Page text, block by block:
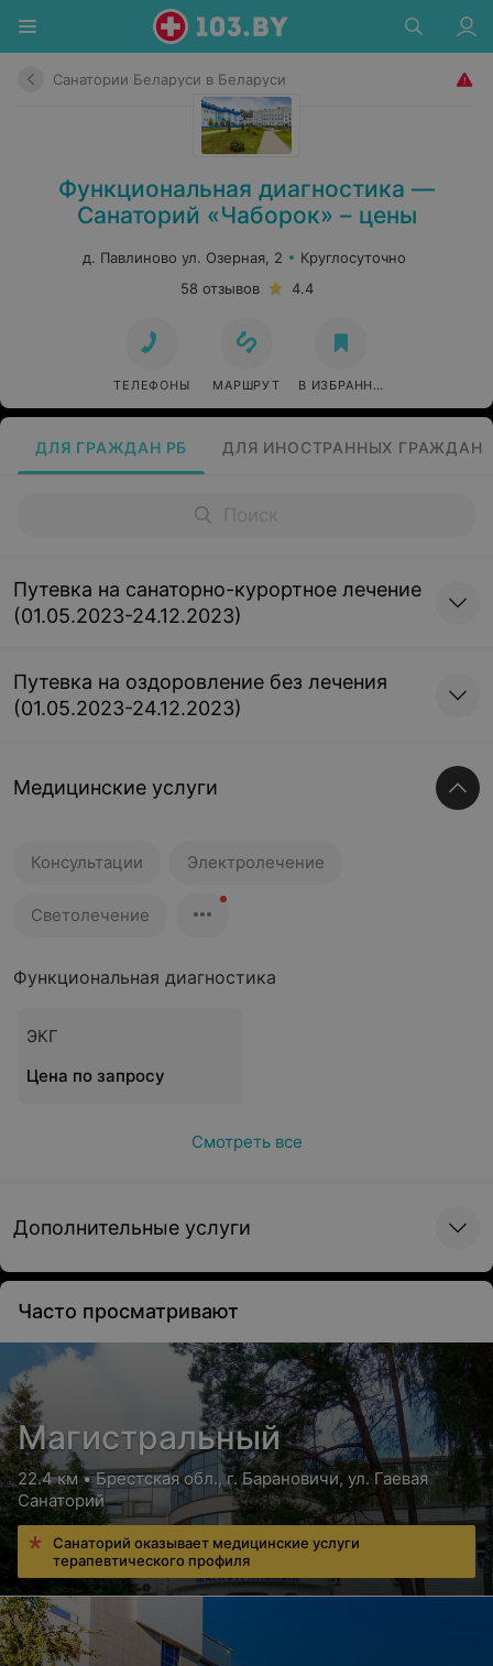
Санатории Беларуси в Беларуси
Функциональная диагностика —
Санаторий «Чаборок» – цены
д. Павлиново ул. Озерная, 2
Круглосуточно
58 отзывов
4.4
ТЕЛЕФОНЫ МАРШРУТ В ИЗБРАННОЕ
ДЛЯ ГРАЖДАН РБ ДЛЯ ИНОСТРАННЫХ ГРАЖДАН
Путевка на санаторно-курортное лечение
(01.05.2023-24.12.2023)
Путевка на оздоровление без лечения
(01.05.2023-24.12.2023)
Медицинские услуги
Консультации Электролечение
Светолечение
Функциональная диагностика
ЭКГ
Цена по запросу
Смотреть все
Дополнительные услуги
Часто просматривают
Магистральный
22.4 км • Брестская обл., г. Барановичи, ул. Гаевая
Санаторий
Санаторий оказывает медицинские услуги
терапевтического профиля